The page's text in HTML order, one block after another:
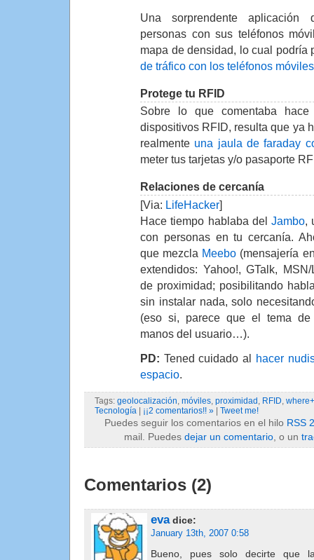
Una sorprendente aplicación
personas con sus teléfonos
mapa de densidad, lo cual podría
de tráfico con los teléfonos móviles
Protege tu RFID
Sobre lo que comentaba
dispositivos RFID, resulta que ya
realmente una jaula de faraday
meter tus tarjetas y/o pasaporte
Relaciones de cercanía
[Via: LifeHacker]
Hace tiempo hablaba del Jambo
con personas en tu cercanía.
que mezcla Meebo (mensajería
extendidos: Yahoo!, GTalk,
de proximidad; posibilitando
sin instalar nada, solo
(eso si, parece que el tema
manos del usuario…).
PD: Tened cuidado al hacer
espacio.
Tags: geolocalización móviles proximidad RFID
Tecnología | ¡¡2 comentarios!! » | Tweet me!
Puedes seguir los comentarios en el hilo RSS
mail. Puedes dejar un comentario , o un
Comentarios (2)
evadice:
January 13th, 2007 0:58
Bueno, pues solo decirte que